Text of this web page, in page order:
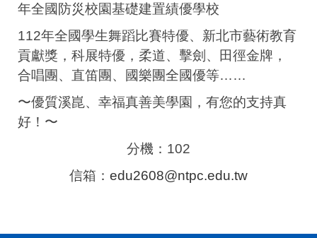
年全國防災校園基礎建置績優學校
112年全國學生舞蹈比賽特優、新北市藝術教育
貢獻獎，科展特優，柔道、擊劍、田徑金牌，
合唱團、直笛團、國樂團全國優等……
〜優質溪崑、幸福真善美學園，有您的支持真
好！〜
分機：102
信箱： edu2608@ntpc.edu.tw